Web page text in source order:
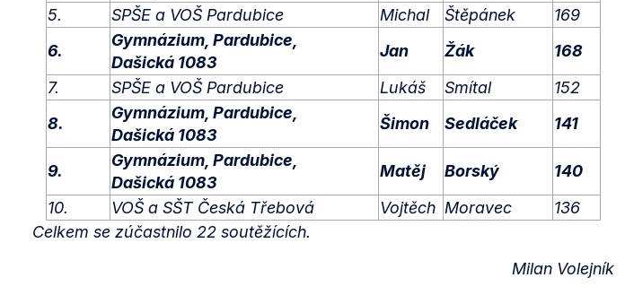
5.
SPŠE a VOŠ Pardubice Michal Štěpánek
169
6.
Gymnázium, Pardubice,
Dašická 1083
Jan Žák
168
7.
SPŠE a VOŠ Pardubice Lukáš Smítal
152
8.
Gymnázium, Pardubice,
Dašická 1083
Šimon Sedláček 141
9.
Gymnázium, Pardubice,
Dašická 1083
Matěj Borský
140
10.
VOŠ a SŠT Česká Třebová Vojtěch Moravec
136
Celkem se zúčastnilo 22 soutěžících.
Milan Volejník